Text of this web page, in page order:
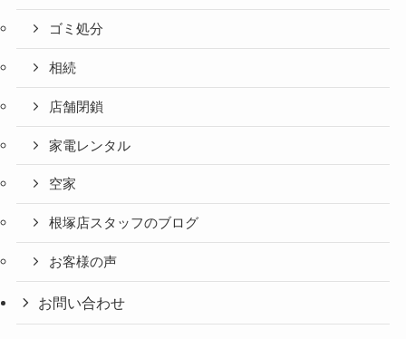
ゴミ処分
相続
店舗閉鎖
家電レンタル
空家
根塚店スタッフのブログ
お客様の声
お問い合わせ